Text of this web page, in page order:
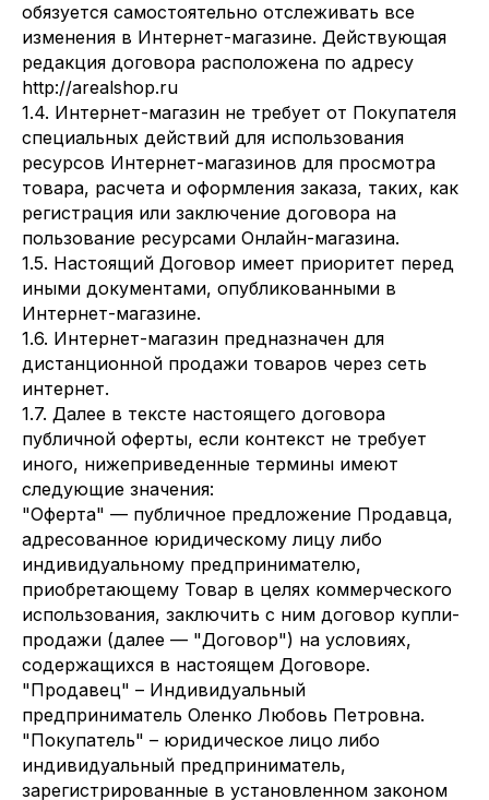
обязуется самостоятельно отслеживать все
изменения в Интернет-магазине. Действующая
редакция договора расположена по адресу
http://arealshop.ru
1.4. Интернет-магазин не требует от Покупателя
специальных действий для использования
ресурсов Интернет-магазинов для просмотра
товара, расчета и оформления заказа, таких, как
регистрация или заключение договора на
пользование ресурсами Онлайн-магазина.
1.5. Настоящий Договор имеет приоритет перед
иными документами, опубликованными в
Интернет-магазине.
1.6. Интернет-магазин предназначен для
дистанционной продажи товаров через сеть
интернет.
1.7. Далее в тексте настоящего договора
публичной оферты, если контекст не требует
иного, нижеприведенные термины имеют
следующие значения:
"Оферта" — публичное предложение Продавца,
адресованное юридическому лицу либо
индивидуальному предпринимателю,
приобретающему Товар в целях коммерческого
использования, заключить с ним договор купли-
продажи (далее — "Договор") на условиях,
содержащихся в настоящем Договоре.
"Продавец" – Индивидуальный
предприниматель Оленко Любовь Петровна.
"Покупатель" – юридическое лицо либо
индивидуальный предприниматель,
зарегистрированные в установленном законом